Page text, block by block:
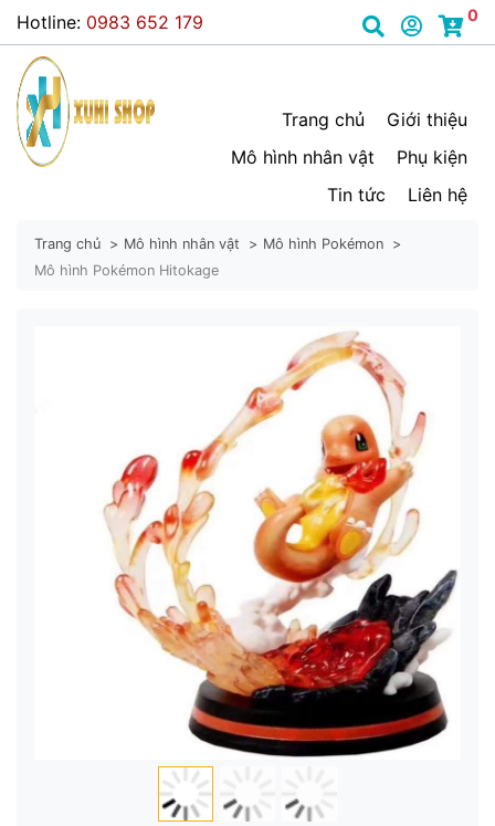
Hotline: 0983 652 179 0
Trang chủ
Giới thiệu
Mô hình nhân vật
Phụ kiện
Tin tức
Liên hệ
Trang chủ Mô hình nhân vật
Mô hình Pokémon
Mô hình Pokémon Hitokage